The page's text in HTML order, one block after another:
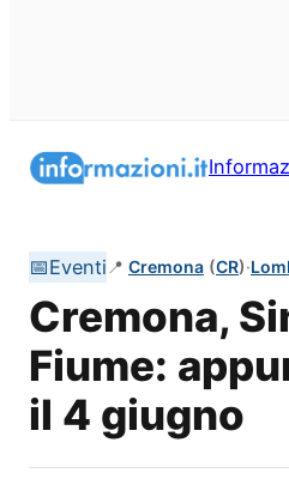
📅Eventi 📍 Cremona (CR)·
Cremona,
Fiume:
il 4 giugno